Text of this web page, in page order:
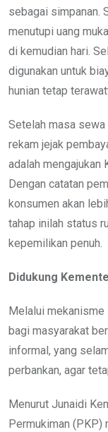
sebagai simpanan.
menutupi uang
di kemudian hari.
digunakan untuk
hunian tetap
Setelah masa
rekam jejak
adalah mengajukan
Dengan catatan
konsumen akan
tahap inilah status
kepemilikan penuh.
Didukung
Melalui mekanisme
bagi masyarakat
informal, yang
perbankan, agar
Menurut Junaidi
Permukiman (PKP)